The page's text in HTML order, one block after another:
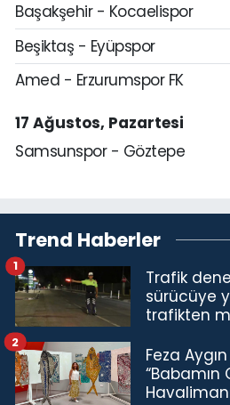
Başakşehir - Kocaelispor
Beşiktaş - Eyüpspor
Amed - Erzurumspor FK
17 Ağustos, Pazartesi
Samsunspor - Göztepe
Trend Haberler
Trafik
sürücüye
trafikten
1
Feza Aygın
“Babamın
2